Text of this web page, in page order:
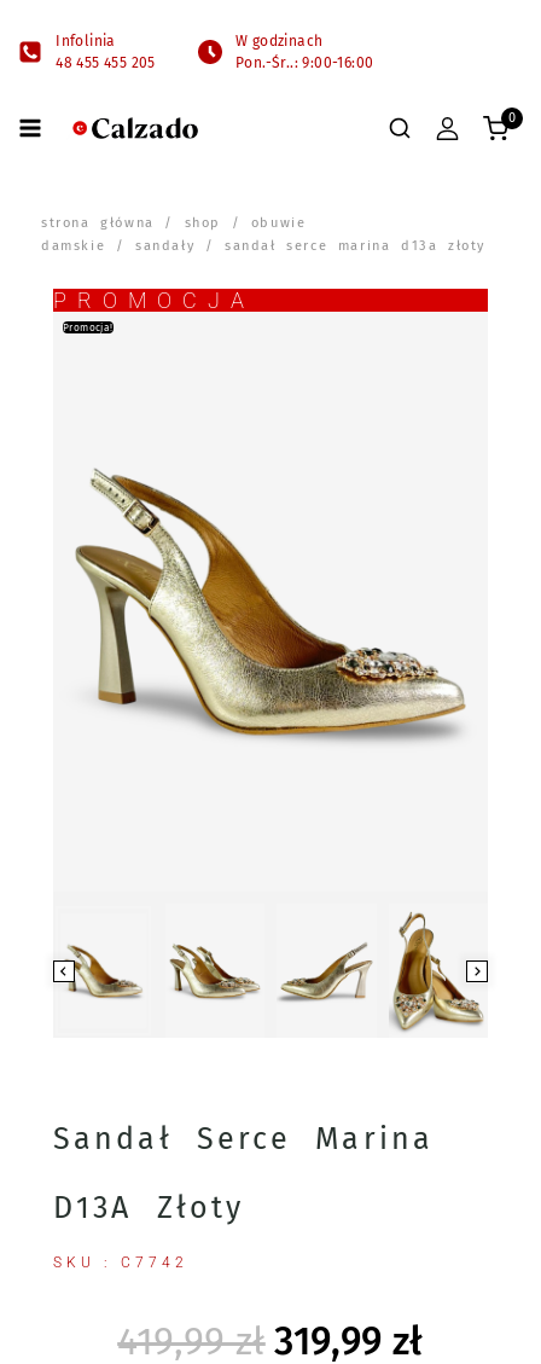
Infolinia
48 455 455 205
W godzinach
Pon.-Śr..: 9:00-16:00
0
strona główna / shop / obuwie
damskie /sandały / sandał serce marina d13a złoty
Sandał Serce Marina
D13A Złoty
SKU : C7742
419,99zł319,99zł
PROMOCJA
Promocja!